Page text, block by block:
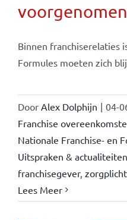
Binnen franchiserelaties
Formules moeten zich
Door Alex Dolphijn | 04-
Franchise
Nationale Franchise- en
Uitspraken & actualiteiten
franchisegever, zorgplicht
Lees Meer